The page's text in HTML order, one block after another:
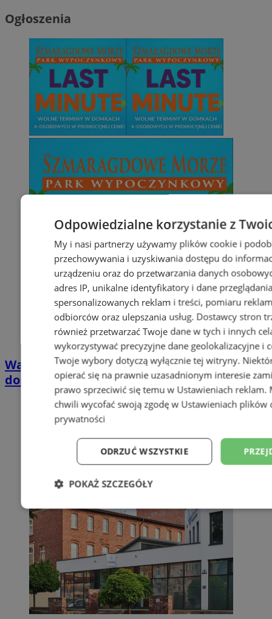
Ogłoszenia
Wakacyjny wypoczynek nad Bałtykiem w
domkach Szmaragdowe Morze
Odpowiedzialne korzystanie z
My i nasi partnerzy używamy plików cookie i
przechowywania i uzyskiwania dostępu do
urządzeniu oraz do przetwarzania danych
adres IP, unikalne identyfikatory i dane
spersonalizowanych reklam i treści, pomiaru
odbiorców oraz ulepszania usług. Dostawcy stron
również przetwarzać Twoje dane w tych i innych
wykorzystywać precyzyjne dane geolokalizacyjne i
Twoje wybory dotyczą wyłącznie tej witryny.
opierać się na prawnie uzasadnionym interesie
prawo sprzeciwić się temu w Ustawieniach reklam.
chwili wycofać swoją zgodę w Ustawieniach plików
prywatności
ODRZUĆ WSZYSTKIE
POKAŻ SZCZEGÓŁY
Niezbędne Wydajność
Niesklasyfikowane